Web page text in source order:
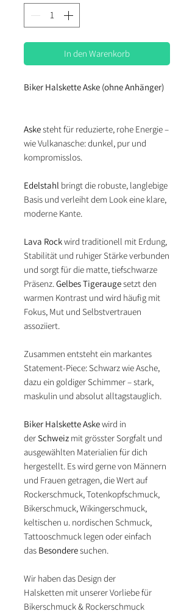
In den Warenkorb
Biker Halskette Aske (ohne Anhänger)
Askesteht für reduzierte, rohe Energie –
wie Vulkanasche: dunkel, pur und
kompromisslos.
Edelstahl bringt die robuste, langlebige
Basis und verleiht dem Look eine klare,
moderne Kante.
Lava Rockwird traditionell mit Erdung,
Stabilität und ruhiger Stärke verbunden
und sorgt für die matte, tiefschwarze
Präsenz.Gelbes Tigeraugesetzt den
warmen Kontrast und wird häufig mit
Fokus, Mut und Selbstvertrauen
assoziiert.
Zusammen entsteht ein markantes
Statement-Piece: Schwarz wie Asche,
dazu ein goldiger Schimmer – stark,
maskulin und absolut alltagstauglich.
Biker Halskette Askewird in
derSchweiz mit grösster Sorgfalt und
ausgewählten Materialien für dich
hergestellt. Es wird gerne von Männern
und Frauen getragen, die Wert auf
Rockerschmuck, Totenkopfschmuck,
Bikerschmuck, Wikingerschmuck,
keltischen u. nordischen Schmuck,
Tattooschmuck legen oder einfach
das Besonderesuchen.
Wir haben das Design der
Halsketten mit unserer Vorliebe für
Bikerschmuck & Rockerschmuck